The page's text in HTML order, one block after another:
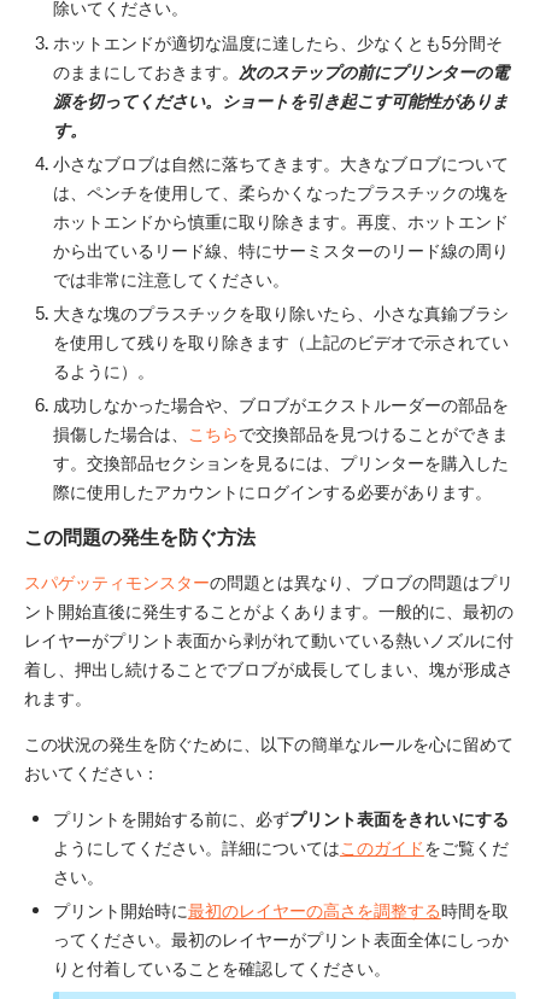
除いてください。
ホットエンドが適切な温度に達したら、少なくとも5分間そ
のままにしておきます。
次のステップの前にプリンターの電
源を切ってください。ショートを引き起こす可能性がありま
す。
小さなブロブは自然に落ちてきます。大きなブロブについて
は、ペンチを使用して、柔らかくなったプラスチックの塊を
ホットエンドから慎重に取り除きます。再度、ホットエンド
から出ているリード線、特にサーミスターのリード線の周り
では非常に注意してください。
大きな塊のプラスチックを取り除いたら、小さな真鍮ブラシ
を使用して残りを取り除きます（上記のビデオで示されてい
るように）。
成功しなかった場合や、ブロブがエクストルーダーの部品を
損傷した場合は、
こちらで交換部品を見つけることができま
す。交換部品セクションを見るには、プリンターを購入した
際に使用したアカウントにログインする必要があります。
この問題の発生を防ぐ方法
スパゲッティモンスターの問題とは異なり、ブロブの問題はプリ
ント開始直後に発生することがよくあります。一般的に、最初の
レイヤーがプリント表面から剥がれて動いている熱いノズルに付
着し、押出し続けることでブロブが成長してしまい、塊が形成さ
れます。
この状況の発生を防ぐために、以下の簡単なルールを心に留めて
おいてください：
プリントを開始する前に、必ずプリント表面をきれいにする
ようにしてください。詳細についてはこのガイドをご覧くだ
さい。
プリント開始時に最初のレイヤーの高さを調整する時間を取
ってください。最初のレイヤーがプリント表面全体にしっか
りと付着していることを確認してください。